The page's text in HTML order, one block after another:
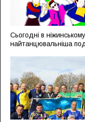
Сьогодні в
найтанцювальніша